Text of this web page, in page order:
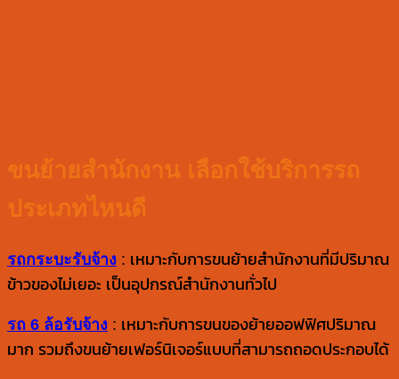
ขนย้ายสำนักงาน เลือกใช้บริการรถ
ประเภทไหนดี
รถกระบะรับจ้าง : เหมาะกับการขนย้ายสำนักงานที่มีปริมาณ
ข้าวของไม่เยอะ เป็นอุปกรณ์สำนักงานทั่วไป
รถ 6 ล้อรับจ้าง : เหมาะกับการขนของย้ายออฟฟิศปริมาณ
มาก รวมถึงขนย้ายเฟอร์นิเจอร์แบบที่สามารถถอดประกอบได้